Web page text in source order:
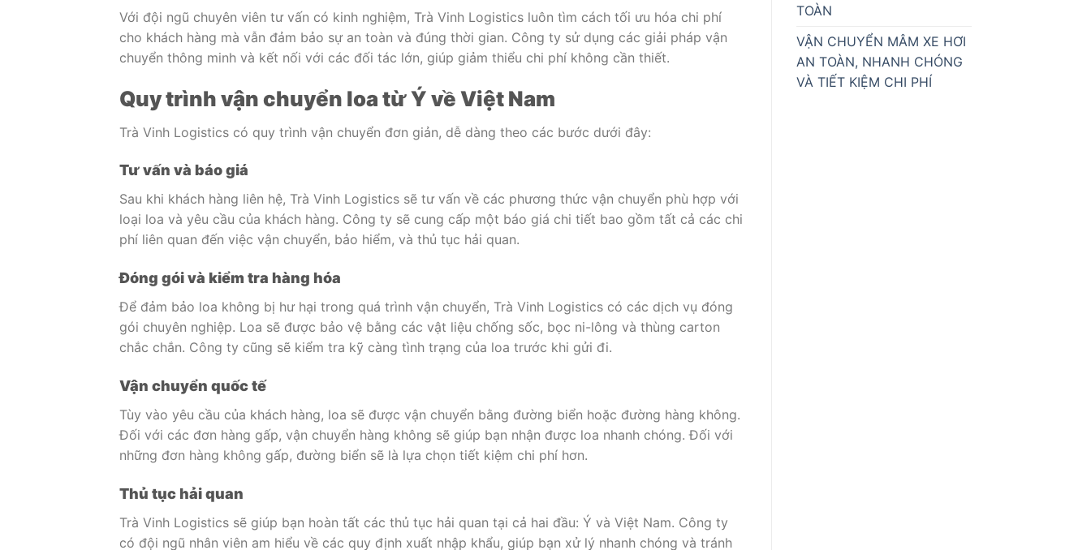
Với đội ngũ chuyên viên tư vấn có kinh nghiệm, Trà Vinh Logistics luôn tìm cách tối ưu hóa chi phí
cho khách hàng mà vẫn đảm bảo sự an toàn và đúng thời gian. Công ty sử dụng các giải pháp vận
chuyển thông minh và kết nối với các đối tác lớn, giúp giảm thiểu chi phí không cần thiết.
Quy trình vận chuyển loa từ Ý về Việt Nam
Trà Vinh Logistics có quy trình vận chuyển đơn giản, dễ dàng theo các bước dưới đây:
Tư vấn và báo giá
Sau khi khách hàng liên hệ, Trà Vinh Logistics sẽ tư vấn về các phương thức vận chuyển phù hợp với
loại loa và yêu cầu của khách hàng. Công ty sẽ cung cấp một báo giá chi tiết bao gồm tất cả các chi
phí liên quan đến việc vận chuyển, bảo hiểm, và thủ tục hải quan.
Đóng gói và kiểm tra hàng hóa
Để đảm bảo loa không bị hư hại trong quá trình vận chuyển, Trà Vinh Logistics có các dịch vụ đóng
gói chuyên nghiệp. Loa sẽ được bảo vệ bằng các vật liệu chống sốc, bọc ni-lông và thùng carton
chắc chắn. Công ty cũng sẽ kiểm tra kỹ càng tình trạng của loa trước khi gửi đi.
Vận chuyển quốc tế
Tùy vào yêu cầu của khách hàng, loa sẽ được vận chuyển bằng đường biển hoặc đường hàng không.
Đối với các đơn hàng gấp, vận chuyển hàng không sẽ giúp bạn nhận được loa nhanh chóng. Đối với
những đơn hàng không gấp, đường biển sẽ là lựa chọn tiết kiệm chi phí hơn.
Thủ tục hải quan
Trà Vinh Logistics sẽ giúp bạn hoàn tất các thủ tục hải quan tại cả hai đầu: Ý và Việt Nam. Công ty
có đội ngũ nhân viên am hiểu về các quy định xuất nhập khẩu, giúp bạn xử lý nhanh chóng và tránh
TOÀN
VẬN CHUYỂN MÂM XE HƠI
AN TOÀN, NHANH CHÓNG
VÀ TIẾT KIỆM CHI PHÍ